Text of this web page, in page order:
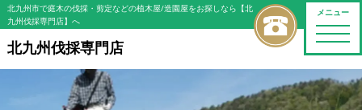
メニュー
toggle
北九州市で庭木の伐採・剪定などの植木屋/造園屋をお探しなら【北
九州伐採専門店】へ
北九州伐採専門店